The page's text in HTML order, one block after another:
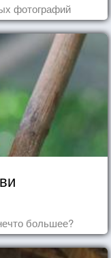
фотографий
большее?